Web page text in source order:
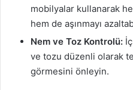
mobilyalar kullanarak
hem de aşınmayı
Nem ve Toz Kontrolü:
ve tozu düzenli olarak
görmesini önleyin.